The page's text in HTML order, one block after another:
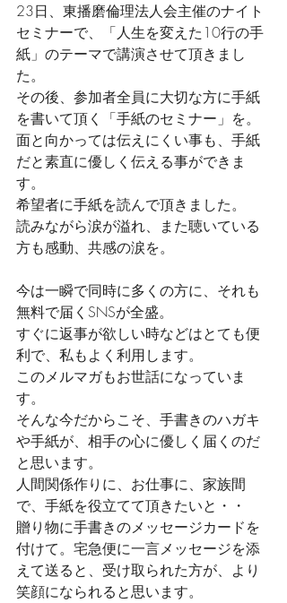
23日、東播磨倫理法人会主催のナイト
セミナーで、「人生を変えた10行の手
紙」のテーマで講演させて頂きまし
た。
その後、参加者全員に大切な方に手紙
を書いて頂く「手紙のセミナー」を。
面と向かっては伝えにくい事も、手紙
だと素直に優しく伝える事ができま
す。
希望者に手紙を読んで頂きました。
読みながら涙が溢れ、また聴いている
方も感動、共感の涙を。
今は一瞬で同時に多くの方に、それも
無料で届くSNSが全盛。
すぐに返事が欲しい時などはとても便
利で、私もよく利用します。
このメルマガもお世話になっていま
す。
そんな今だからこそ、手書きのハガキ
や手紙が、相手の心に優しく届くのだ
と思います。
人間関係作りに、お仕事に、家族間
で、手紙を役立てて頂きたいと・・
贈り物に手書きのメッセージカードを
付けて。宅急便に一言メッセージを添
えて送ると、受け取られた方が、より
笑顔になられると思います。